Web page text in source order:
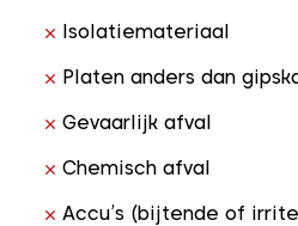
Isolatiemateriaal
Platen anders dan
Gevaarlijk afval
Chemisch afval
Accu’s (bijtende of